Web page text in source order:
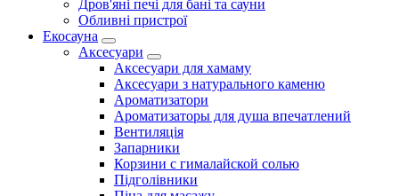
Дров'яні печі для бані та сауни
Обливні пристрої
Екосауна
Аксесуари
Аксесуари для хамаму
Аксесуари з натурального каменю
Ароматизатори
Ароматизаторы для душа впечатлений
Вентиляція
Запарники
Корзини с гималайской солью
Підголівники